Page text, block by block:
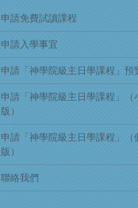
申請免費試讀課程
申請入學事宜
申請「神學院級主日學課程」預
申請「神學院級主日學課程」（
版）
申請「神學院級主日學課程」（
版）
聯絡我們